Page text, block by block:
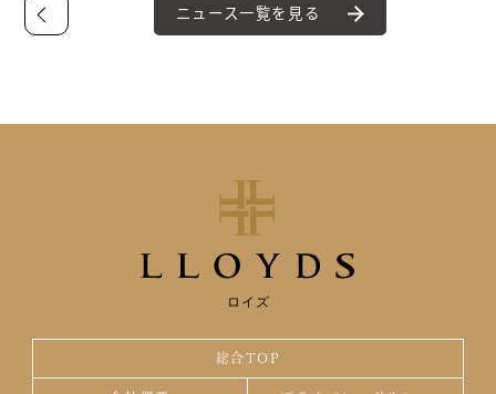
ニュース一覧を見る
ロイズ
総合TOP